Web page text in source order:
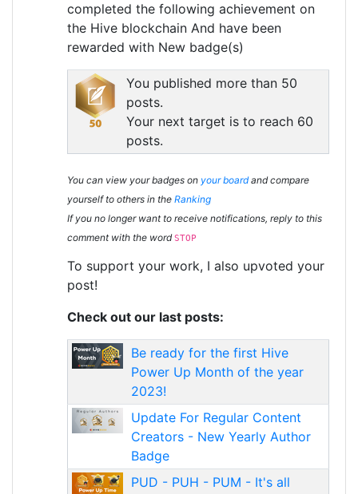
completed the following achievement on
the Hive blockchain And have been
rewarded with New badge(s)
You published more than 50
posts.
Your next target is to reach 60
posts.
You can view your badges on your boardand compare
yourself to others in the Ranking
If you no longer want to receive notifications, reply to this
comment with the word STOP
To support your work, I also upvoted your
post!
Check out our last posts:
Be ready for the first Hive
Power Up Month of the year
2023!
Update For Regular Content
Creators - New Yearly Author
Badge
PUD - PUH - PUM - It's all